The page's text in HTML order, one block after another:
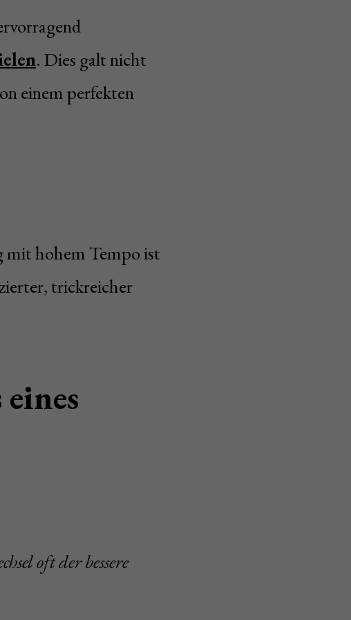
. Dies galt nicht
einem perfekten
mit hohem Tempo ist
trickreicher
oft der bessere